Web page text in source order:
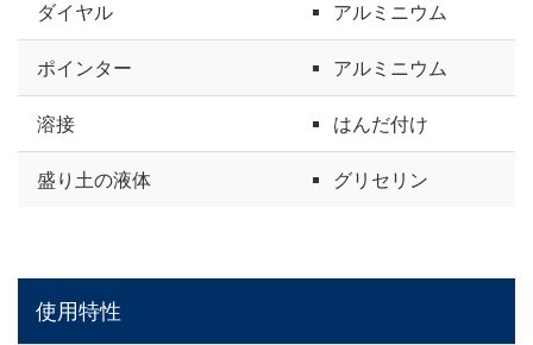
ダイヤル アルミニウム
ポインター アルミニウム
溶接 はんだ付け
盛り土の液体 グリセリン
使用特性